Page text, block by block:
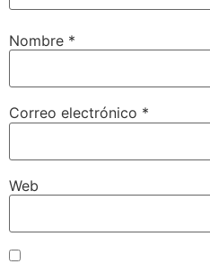
Nombre *
Correo electrónico *
Web